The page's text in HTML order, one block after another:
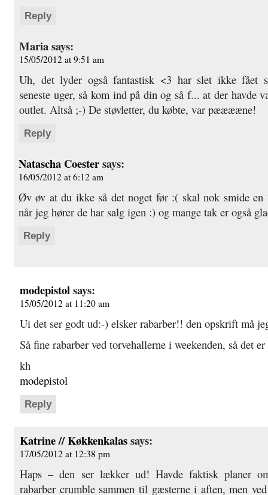
Reply
Mariasays:
15/05/2012 at 9:51 am
Uh, det lyder også fantastisk <3 har slet ikke fået
seneste uger, så kom ind på din og så f... at der havde
outlet. Altså ;-) De støvletter, du købte, var pææææne!
Reply
Natascha Coestersays:
16/05/2012 at 6:12 am
Øv øv at du ikke så det noget før :( skal nok smide en
når jeg hører de har salg igen :) og mange tak er også
Reply
modepistolsays:
15/05/2012 at 11:20 am
Ui det ser godt ud:-) elsker rabarber!! den opskrift må
Så fine rabarber ved torvehallerne i weekenden, så det
kh
modepistol
Reply
Katrine // Køkkenkalassays:
17/05/2012 at 12:38 pm
Haps – den ser lækker ud! Havde faktisk planer
rabarber crumble sammen til gæsterne i aften, men